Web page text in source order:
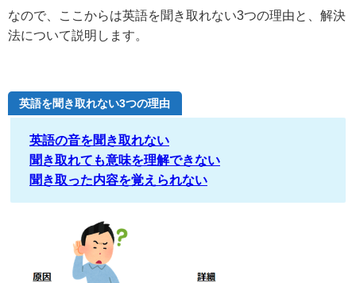
なので、ここからは英語を聞き取れない3つの理由と、解決
法について説明します。
英語を聞き取れない3つの理由
英語の音を聞き取れない
聞き取れても意味を理解できない
聞き取った内容を覚えられない